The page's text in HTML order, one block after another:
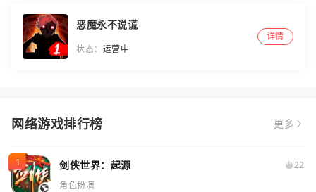
恶魔永不说谎
状态： 运营中
详情
网络游戏排行榜 更多
剑侠世界：起源
22
角色扮演